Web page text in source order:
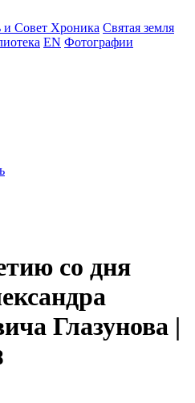
и Совет Хроника Святая земля
EN Фотографии
со дня
Глазунова |